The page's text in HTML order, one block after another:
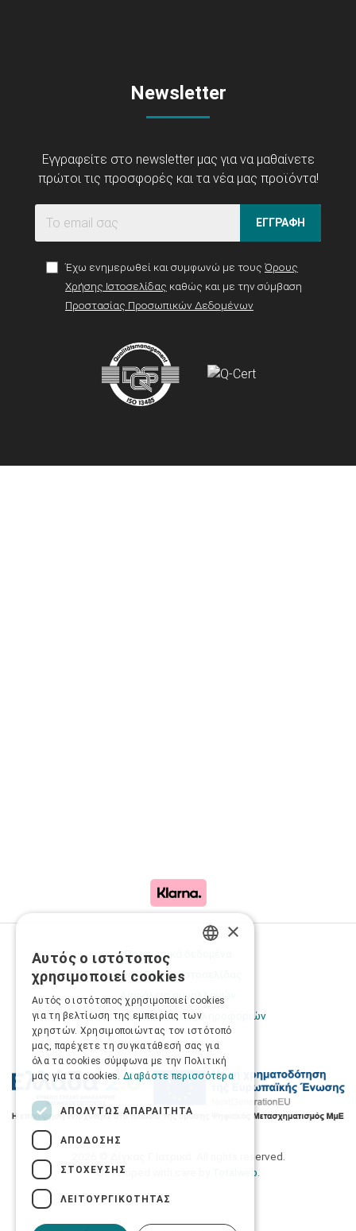
Newsletter
Εγγραφείτε στο newsletter μας για να μαθαίνετε
πρώτοι τις προσφορές και τα νέα μας προϊόντα!
ΕΓΓΡΑΦΗ
Έχω ενημερωθεί και συμφωνώ με τους Όρους
Χρήσης Ιστοσελίδας καθώς και με την σύμβαση
Προστασίας Προσωπικών Δεδομένων
Προσωπικά δεδομένα
Όροι Χρήσης Ιστοσελίδας
Ασφάλεια συναλλαγών
Πολιτική Ασφάλειας Πληροφοριών
2026 © Δίγκας Γ. Ιατρικά. All rights reserved.
Developed with care by
Totalweb.
×
Αυτός ο ιστότοπος
χρησιμοποιεί cookies
Αυτός ο ιστότοπος χρησιμοποιεί cookies
για τη βελτίωση της εμπειρίας των
χρηστών. Χρησιμοποιώντας τον ιστότοπό
μας, παρέχετε τη συγκατάθεσή σας για
όλα τα cookies σύμφωνα με την Πολιτική
μας για τα cookies. Διαβάστε περισσότερα
ΑΠΟΛΎΤΩΣ ΑΠΑΡΑΊΤΗΤΑ
ΑΠΌΔΟΣΗΣ
ΣΤΌΧΕΥΣΗΣ
ΛΕΙΤΟΥΡΓΙΚΌΤΗΤΑΣ